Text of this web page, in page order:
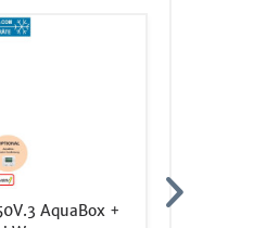
AquaBox +